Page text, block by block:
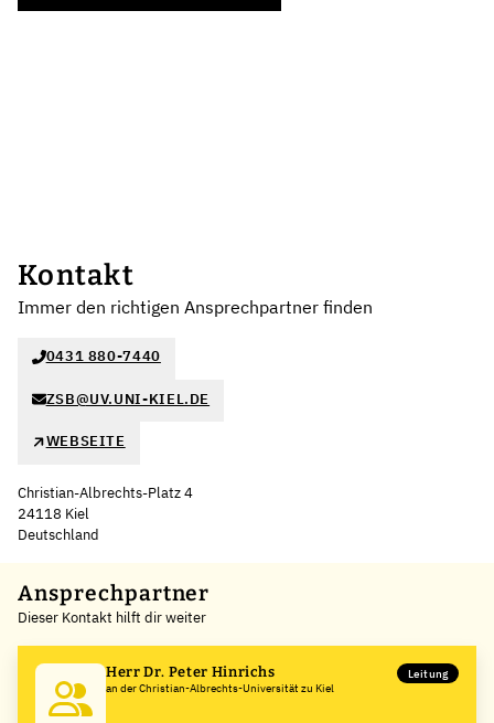
Kontakt
Immer den richtigen Ansprechpartner finden
0431 880-7440
ZSB@UV.UNI-KIEL.DE
WEBSEITE
Christian-Albrechts-Platz 4
24118 Kiel
Deutschland
+
−
Ansprechpartner
Dieser Kontakt hilft dir weiter
Herr Dr. Peter Hinrichs
an der Christian-Albrechts-Universität zu Kiel
Leitung